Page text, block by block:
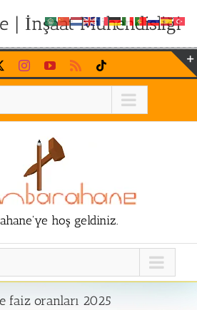
| İnşaat Mühendisliği
InstagramYouTubeRss
hoş geldiniz.
faiz oranları 2025